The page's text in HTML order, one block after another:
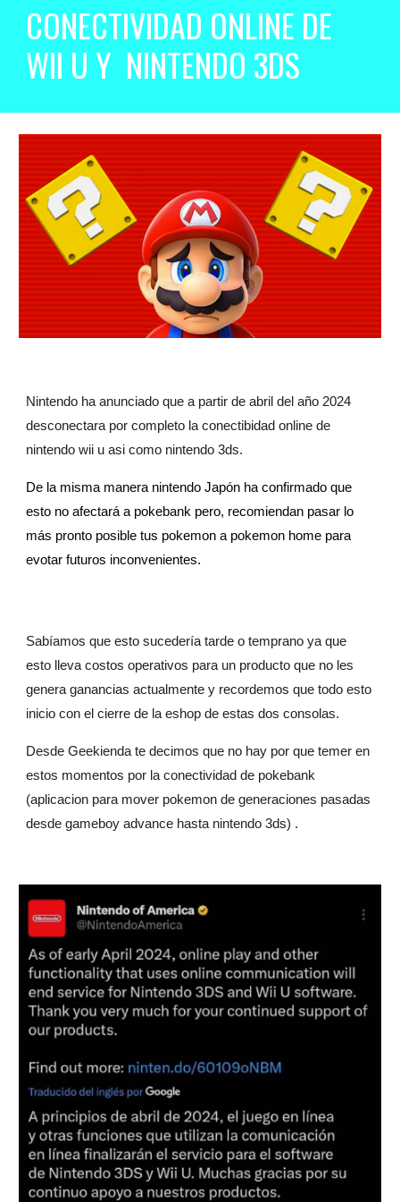
CONECTIVIDAD ONLINE DE
WII U Y NINTENDO 3DS
Nintendo ha anunciado que a partir de abril del año 2024
desconectara por completo la conectibidad online de
nintendo wii u asi como nintendo 3ds.
De la misma manera nintendo Japón ha confirmado que
esto no afectará a pokebank pero, recomiendan pasar lo
más pronto posible tus pokemon a pokemon home para
evotar futuros inconvenientes.
Sabíamos que esto sucedería tarde o temprano ya que
esto lleva costos operativos para un producto que no les
genera ganancias actualmente y recordemos que todo esto
inicio con el cierre de la eshop de estas dos consolas.
Desde Geekienda te decimos que no hay por que temer en
estos momentos por la conectividad de pokebank
(aplicacion para mover pokemon de generaciones pasadas
desde gameboy advance hasta nintendo 3ds) .